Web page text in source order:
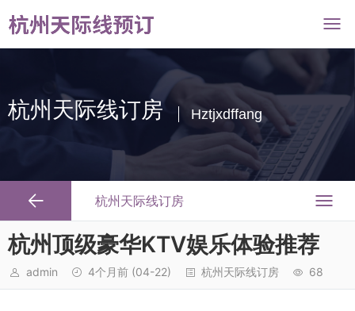
杭州天际线订房 Hztjxdffang
杭州天际线订房
杭州顶级豪华KTV娱乐体验推荐
admin 4个月前 (04-22) 杭州天际线订房 68